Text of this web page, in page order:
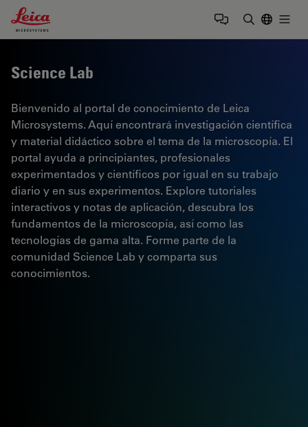
Leica Microsystems Logo
Science Lab
Bienvenido al portal de conocimiento de Leica
Microsystems. Aquí encontrará investigación científica
y material didáctico sobre el tema de la microscopía. El
portal ayuda a principiantes, profesionales
experimentados y científicos por igual en su trabajo
diario y en sus experimentos. Explore tutoriales
interactivos y notas de aplicación, descubra los
fundamentos de la microscopía, así como las
tecnologías de gama alta. Forme parte de la
comunidad Science Lab y comparta sus
conocimientos.